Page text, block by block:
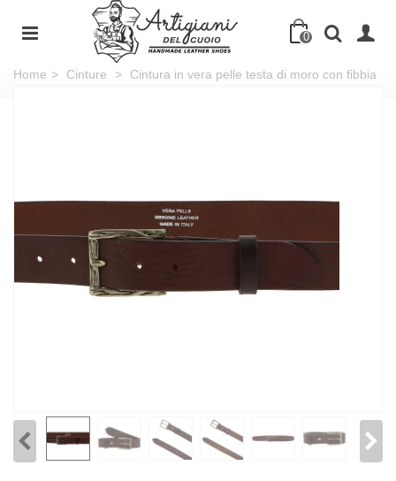
0
Home > Cinture >
Cintura in vera pelle testa di moro con fibbia